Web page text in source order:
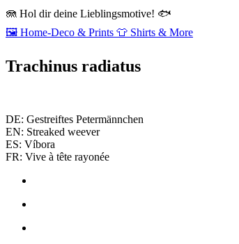
🪼 Hol dir deine Lieblingsmotive! 🐟
🖼️ Home‑Deco & Prints 👕 Shirts & More
Trachinus radiatus
DE: Gestreiftes Petermännchen
EN: Streaked weever
ES: Víbora
FR: Vive à tête rayonée